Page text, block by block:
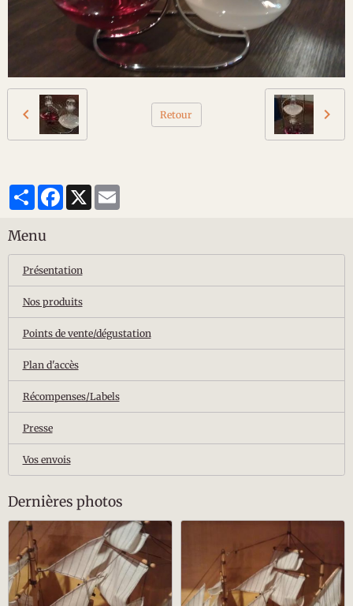
Retour
PartagerFacebook
X
Menu
Présentation
Nos produits
Points de vente/dégustation
Plan d'accès
Récompenses/Labels
Presse
Vos envois
Dernières photos